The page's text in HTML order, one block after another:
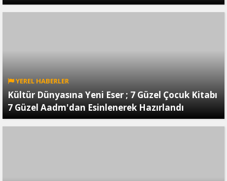
YEREL HABERLER
Kültür Dünyasına Yeni Eser ; 7 Güzel Çocuk Kitabı
7 Güzel Aadm'dan Esinlenerek Hazırlandı